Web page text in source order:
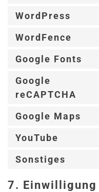
WordPress
WordFence
Google Fonts
Google
reCAPTCHA
Google Maps
YouTube
Sonstiges
7. Einwilligung